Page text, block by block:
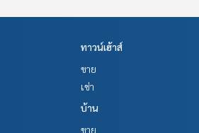
ทาวน์เฮ้าส์
ขาย
เช่า
บ้าน
ขาย